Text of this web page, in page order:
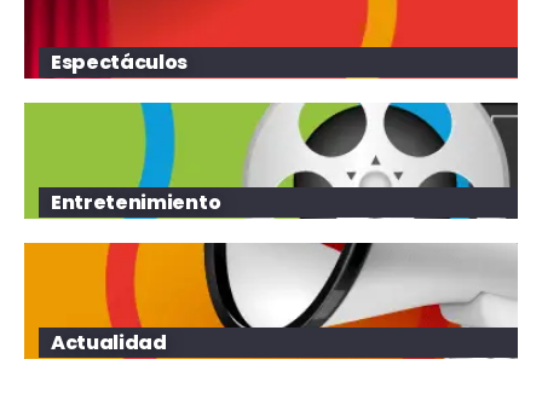
Espectáculos
Entretenimiento
Actualidad